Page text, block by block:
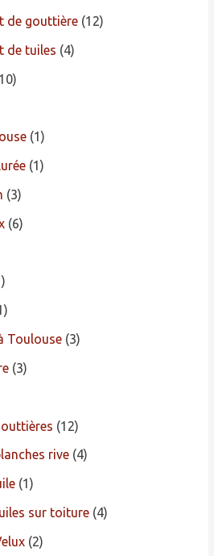
de gouttière(12)
de tuiles (4)
(1)
(1)
(3)
(6)
Toulouse(3)
(3)
(12)
rive(4)
(1)
sur toiture(4)
(2)